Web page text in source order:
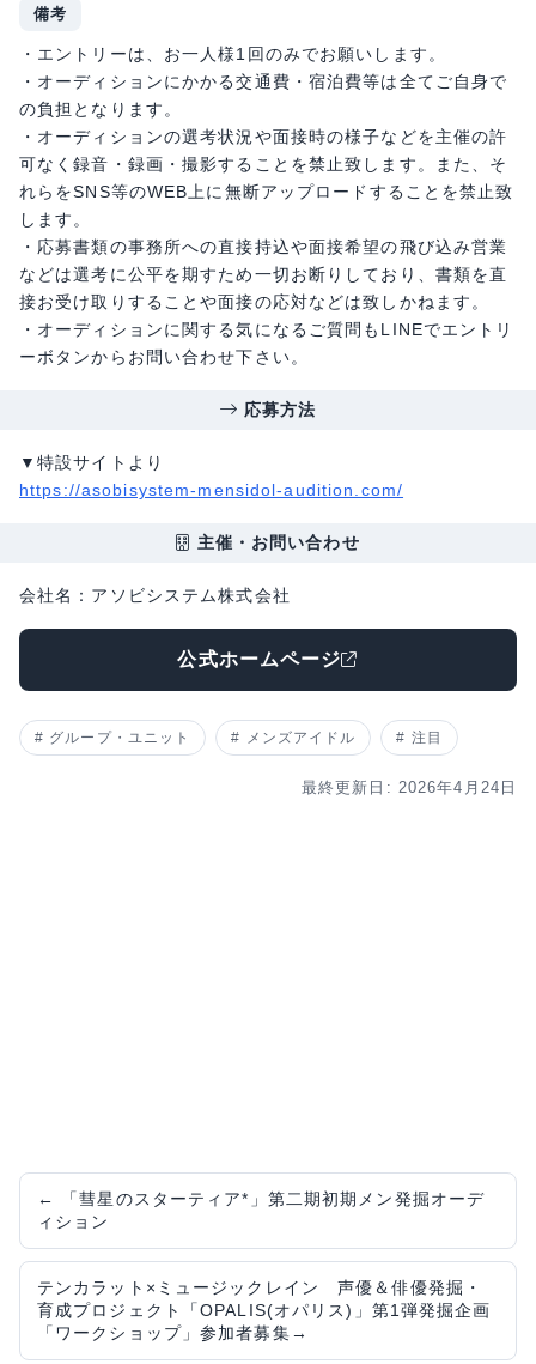
備考
・エントリーは、お一人様1回のみでお願いします。
・オーディションにかかる交通費・宿泊費等は全てご自身で
の負担となります。
・オーディションの選考状況や面接時の様子などを主催の許
可なく録音・録画・撮影することを禁止致します。また、そ
れらをSNS等のWEB上に無断アップロードすることを禁止致
します。
・応募書類の事務所への直接持込や面接希望の飛び込み営業
などは選考に公平を期すため一切お断りしており、書類を直
接お受け取りすることや面接の応対などは致しかねます。
・オーディションに関する気になるご質問もLINEでエントリ
ーボタンからお問い合わせ下さい。
応募方法
▼特設サイトより
https://asobisystem-mensidol-audition.com/
主催・お問い合わせ
会社名：アソビシステム株式会社
公式ホームページ
グループ・ユニット メンズアイドル 注目
最終更新日: 2026年4月24日
←
「彗星のスターティア*」第二期初期メン発掘オーデ
ィション
テンカラット×ミュージックレイン 声優＆俳優発掘・
育成プロジェクト「OPALIS(オパリス)」第1弾発掘企画
「ワークショップ」参加者募集→